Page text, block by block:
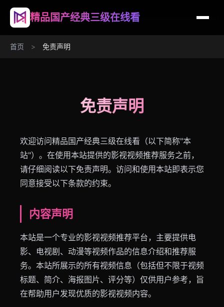
精品国产经典三级在线看
首页 > 免责声明
免责声明
欢迎访问精品国产经典三级在线看（以下简称"本
站"）。在使用本站提供的影视视频推荐服务之前，
请仔细阅读以下免责声明。访问和使用本站即表示您
同意接受以下条款的约束。
内容声明
本站是一个专业的影视视频推荐平台，主要提供电
影、电视剧、动漫等视频作品的信息介绍和推荐服
务。本站所展示的所有视频信息（包括但不限于视频
标题、简介、海报图片、评分等）仅供用户参考，旨
在帮助用户发现优质的影视视频内容。